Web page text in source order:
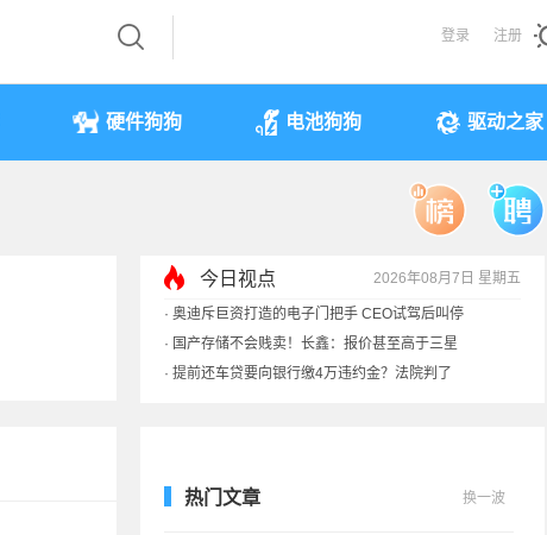
登录 注册
硬件狗狗 电池狗狗 驱动之家
今日视点 2026年08月7日 星期五
· 奥迪斥巨资打造的电子门把手 CEO试驾后叫停
· 国产存储不会贱卖！长鑫：报价甚至高于三星
· 提前还车贷要向银行缴4万违约金？法院判了
热门文章 换一波